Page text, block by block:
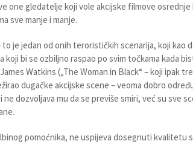
one gledatelje koji vole akcijske filmove
sve manje i manje.
to je jedan od onih terorističkih scenarija, koji kao
koji bi se ozbiljno raspao po svim točkama kada
Watkins („The Woman in Black“ – koji ipak
dugačke akcijske scene – veoma dobro
dozvoljava mu da se previše smiri, već su sve
pomoćnika, ne uspijeva dosegnuti kvalitetu